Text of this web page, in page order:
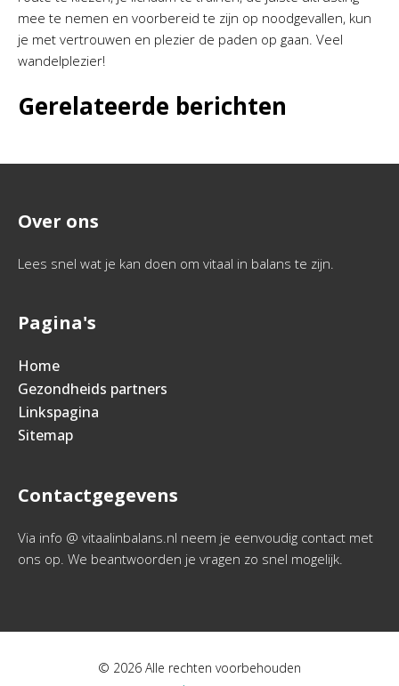
mee te nemen en voorbereid te zijn op noodgevallen, kun
je met vertrouwen en plezier de paden op gaan. Veel
wandelplezier!
Gerelateerde berichten
Over ons
Lees snel wat je kan doen om vitaal in balans te zijn.
Pagina's
Home
Gezondheids partners
Linkspagina
Sitemap
Contactgegevens
Via info @ vitaalinbalans.nl neem je eenvoudig contact met
ons op. We beantwoorden je vragen zo snel mogelijk.
© 2026 Alle rechten voorbehouden